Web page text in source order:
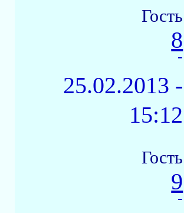
Гость
8
-
25.02.2013 -
15:12
Гость
9
-